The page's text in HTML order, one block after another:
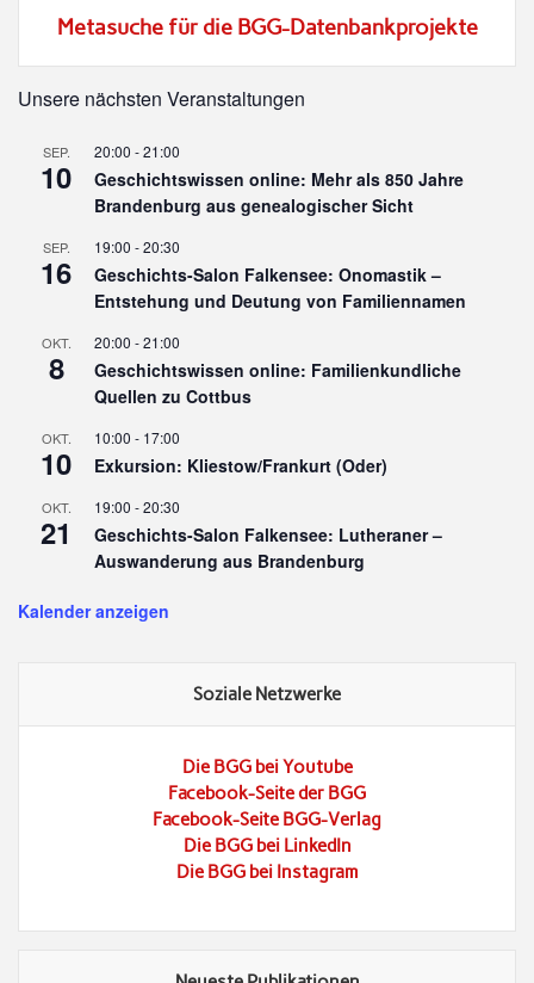
Metasuche für die BGG-Datenbankprojekte
Unsere nächsten Veranstaltungen
SEP.
10
20:00 -21:00
Geschichtswissen online: Mehr als 850 Jahre
Brandenburg aus genealogischer Sicht
SEP.
16
19:00 -20:30
Geschichts-Salon Falkensee: Onomastik –
Entstehung und Deutung von Familiennamen
OKT.
8
20:00 -21:00
Geschichtswissen online: Familienkundliche
Quellen zu Cottbus
OKT.
10
10:00 - 17:00
Exkursion: Kliestow/Frankurt (Oder)
OKT.
21
19:00 -20:30
Geschichts-Salon Falkensee: Lutheraner –
Auswanderung aus Brandenburg
Kalender anzeigen
Soziale Netzwerke
Die BGG bei Youtube
Facebook-Seite der BGG
Facebook-Seite BGG-Verlag
Die BGG bei LinkedIn
Die BGG bei Instagram